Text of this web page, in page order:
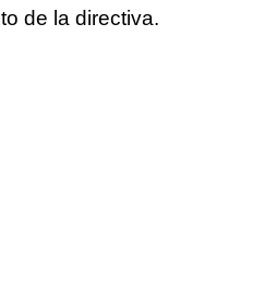
de la directiva.